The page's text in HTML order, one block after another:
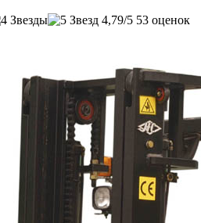
4,79/5 53 оценок